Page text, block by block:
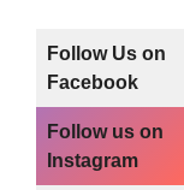
Follow Us on
Facebook
Follow us on
Instagram